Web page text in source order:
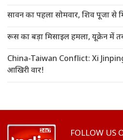
सावन का पहला सोमवार, शिव पूजा से
रूस का बड़ा मिसाइल हमला, यूक्रेन में
China-Taiwan Conflict: Xi
आखिरी वार!
FOLLOW US